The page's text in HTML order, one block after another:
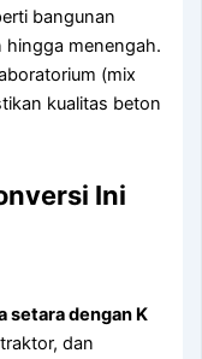
bangunan
hingga menengah.
(mix
kualitas beton
Ini
setara dengan K
dan